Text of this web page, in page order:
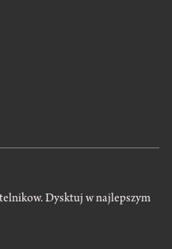
Dysktuj w najlepszym